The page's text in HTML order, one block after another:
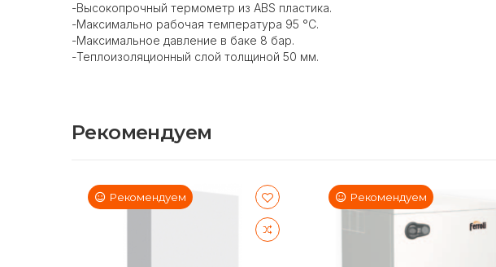
-Высокопрочный термометр из ABS пластика.
-Максимально рабочая температура 95 °С.
-Максимальное давление в баке 8 бар.
-Теплоизоляционный слой толщиной 50 мм.
Рекомендуем
Рекомендуем Рекомендуем